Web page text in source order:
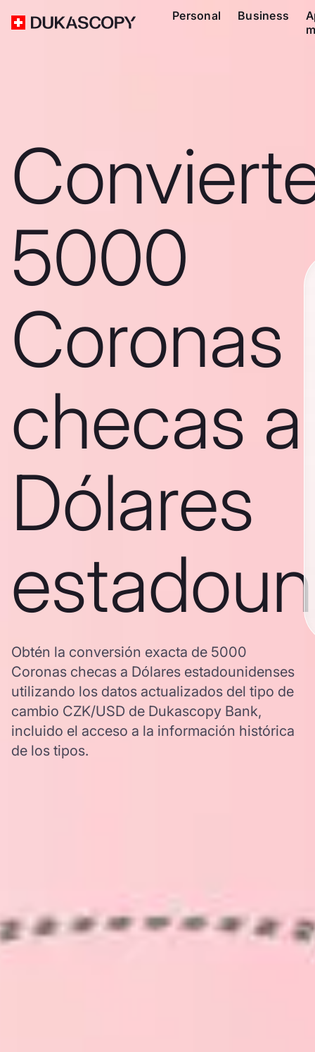
Personal Business
5000
Coronas
checas a
Dólares
Obtén la conversión exacta de 5000
Coronas checas a Dólares estadounidenses
utilizando los datos actualizados del tipo de
cambio CZK/USD de Dukascopy Bank,
incluido el acceso a la información histórica
de los tipos.